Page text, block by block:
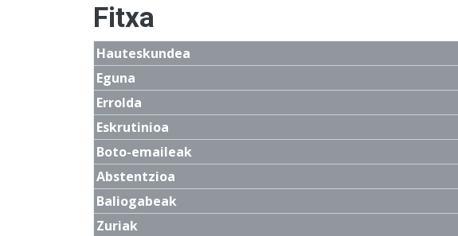
Fitxa
Hauteskundea
Eguna
Errolda
Eskrutinioa
Boto-emaileak
Abstentzioa
Baliogabeak
Zuriak